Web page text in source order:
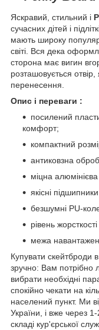
Яскравий, стильний і
сучасних дітей і
мають широку
світі. Вся дека
сторона має вигин
розташовується
перенесення.
Опис і переваги :
посилений
комфорт;
компактний
антиковзна
міцна алюмінієва
якісні
безшумні PU-
рівень
межа
Купувати скейтброди
зручно: Вам потрібно
вибрати необхідні
спокійно чекати на
населений пункт. Ми
України, і вже через
складі кур'єрської